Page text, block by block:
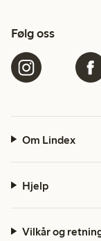
Følg oss
Om Lindex
Hjelp
Vilkår og